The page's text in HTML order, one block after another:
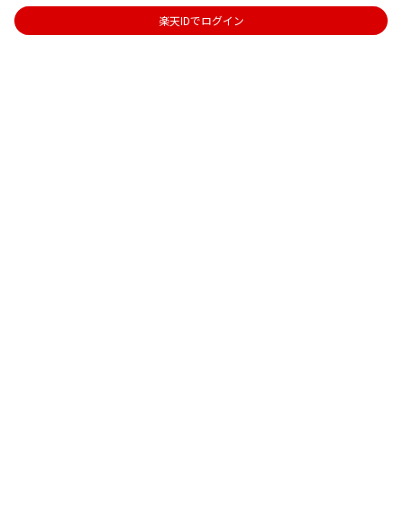
楽天IDでログイン